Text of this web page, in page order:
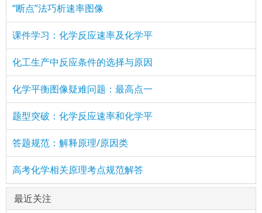
“断点”法巧析速率图像
课件学习：化学反应速率及化学平
化工生产中反应条件的选择与原因
化学平衡图像疑难问题：最高点一
题型突破：化学反应速率和化学平
答题规范：解释原理/原因类
高考化学相关原理考点规范解答
最近关注